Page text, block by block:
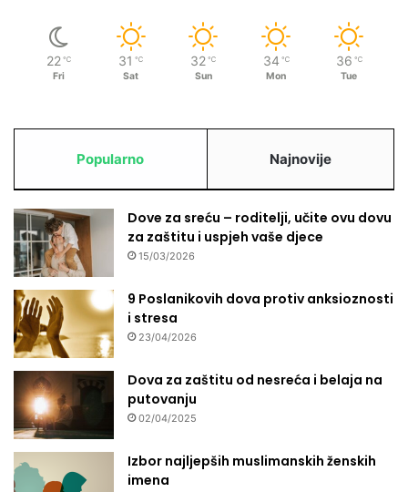
22 ℃
Fri
31 ℃
Sat
32 ℃
Sun
34 ℃
Mon
36 ℃
Tue
Popularno Najnovije
Dove za sreću – roditelji, učite ovu dovu
za zaštitu i uspjeh vaše djece
15/03/2026
9 Poslanikovih dova protiv anksioznosti
i stresa
23/04/2026
Dova za zaštitu od nesreća i belaja na
putovanju
02/04/2025
Izbor najljepših muslimanskih ženskih
imena